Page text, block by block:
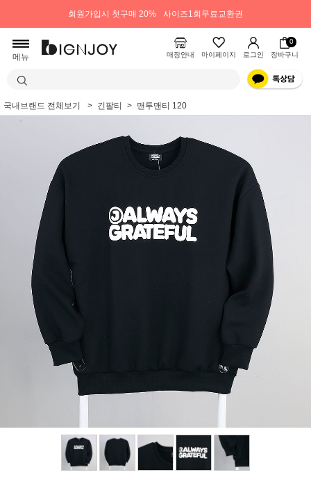
회원가입시 첫구매 20% 사이즈1회무료교환권
메뉴 매장안내 마이페이지 로그인
0
장바구니
국내브랜드 전체보기 긴팔티 맨투맨티 120